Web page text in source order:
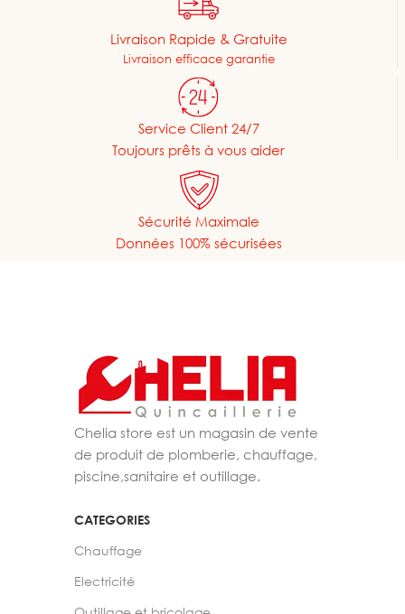
Livraison Rapide & Gratuite
Livraison efficace garantie
Service Client 24/7
Toujours prêts à vous aider
Sécurité Maximale
Données 100% sécurisées
Chelia store est un magasin de vente
de produit de plomberie, chauffage,
piscine,sanitaire et outillage.
CATEGORIES
Chauffage
Electricité